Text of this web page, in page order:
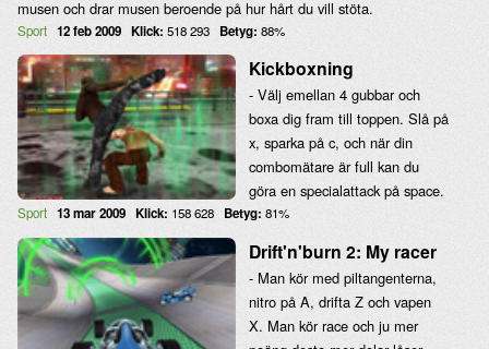
musen och drar musen beroende på hur hårt du vill stöta.
Sport 12 feb 2009 Klick: 518 293 Betyg: 88%
Kickboxning
- Välj emellan 4 gubbar och
boxa dig fram till toppen. Slå på
x, sparka på c, och när din
combomätare är full kan du
göra en specialattack på space.
Sport 13 mar 2009 Klick: 158 628 Betyg: 81%
Drift'n'burn 2: My racer
- Man kör med piltangenterna,
nitro på A, drifta Z och vapen
X. Man kör race och ju mer